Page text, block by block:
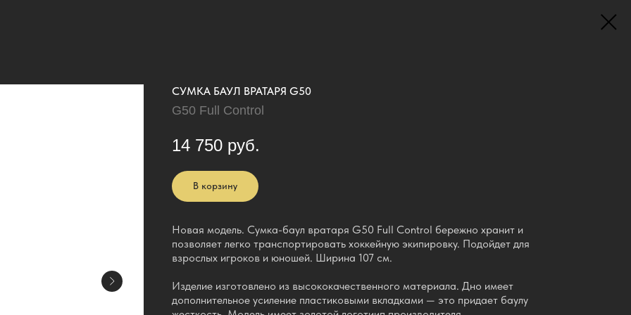
СУМКА БАУЛ ВРАТАРЯ G50
G50 Full Control
14 750 руб.
В корзину
Новая модель. Сумка-баул вратаря G50 Full Control бережно хранит и
позволяет легко транспортировать хоккейную экипировку. Подойдет для
взрослых игроков и юношей. Ширина 107 см.
Изделие изготовлено из высококачественного материала. Дно имеет
дополнительное усиление пластиковыми вкладками — это придает баулу